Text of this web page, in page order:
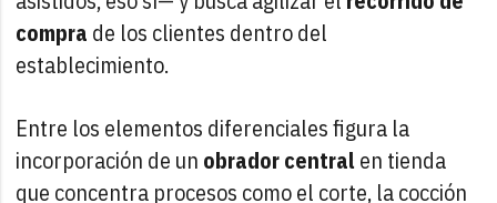
compra de los clientes dentro del
establecimiento.
Entre los elementos diferenciales figura la
incorporación de un obrador centralen tienda
que concentra procesos como el corte, la cocción